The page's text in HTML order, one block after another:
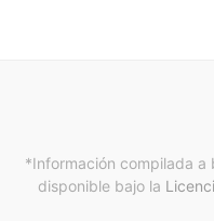
*Información compilada a
disponible bajo la